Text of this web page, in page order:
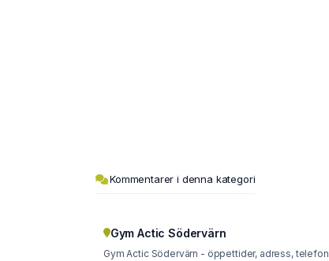
Kommentarer i denna kategori
Gym Actic Södervärn
Gym Actic Södervärn - öppettider, adress, telefon